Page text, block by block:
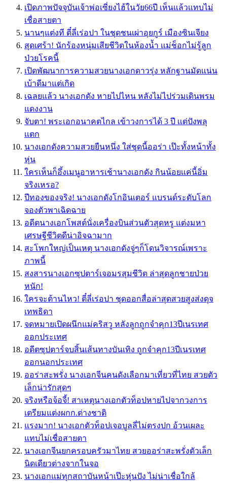
เปิดภาพปัจจุบันเจ้าพ่อเซี่ยงไฮ้ในวัย66ปี เห็นแล้วแทบไม่
เชื่อสายตา
นานๆแต่งที ตี๋ลี่เร่อปา ในชุดชนเผ่าอุยกูร์ เมืองซินเจียง
สุดเศร้า! นักร้องหนุ่มเสียชีวิตในห้องน้ำ แม่ช็อกไม่รู้ลูก
ป่วยโรคนี้
เปิดพัฒนาการความสวยนางเอกดาวรุ่ง หลักฐานมัดแน่น
เบ้าดีมาแต่เกิด
เฉลยแล้ว นางเอกดัง หายไปไหน หลังไม่ไปร่วมเดินพรม
แดงงาน
จับตา! พระเอกอนาคตไกล เข้าวงการได้ 3 ปี เเต่ปังพลุ
เเตก
นางเอกดังความสวยยืนหนึ่ง ใส่ชุดนี้ออร่า เป๊ะทั้งหน้าทั้ง
หุ่น
ใครเห็นก็อึ้งเมนูอาหารเช้านางเอกดัง กินน้อยแค่นี้อิ่ม
จริงเหรอ?
ปีทองของจริง! นางเอกดังโกอินเตอร์ แบรนด์ระดับโลก
จองตัวพาเฉิดฉาย
อดีตนางเอกโพสต์นั่งเครื่องบินส่วนตัวสุดหรู แต่งมหา
เศรษฐีชีวิตดีน่าอิจฉามาก
สะโพกใหญ่เป็นเหตุ นางเอกดังจู่ๆก็โดนวิจารณ์เพราะ
ภาพนี้
สงสารนางเอกซุปตาร์เจอมรสุมชีวิต ล่าสุดลูกชายป่วย
หนัก!
ใครจะต้านไหว! ตี๋ลี่เร่อปา ชุดออกสื่อล่าสุดสวยสูงส่งดุจ
เทพธิดา
จดหมายเปิดผนึกแม่คริสวู หลังลูกถูกจำคุก13ปีเนรเทศ
ออกประเทศ
อดีตซุปตาร์จบสิ้นเส้นทางบันเทิง ถูกจำคุก13ปีเนรเทศ
ออกนอกประเทศ
ออร่าสะพรั่ง นางเอกจีนคนดังเลือกมาเที่ยวที่ไทย สวยตัว
เล็กน่ารักสุดๆ
จริงหรือจ้อจี้! สาเหตุนางเอกตัวท็อปหายไปจากวงการ
เตรียมแต่งผกก.ต่างชาติ
แรงมาก! นางเอกตัวท็อปเจอบูลลี่ไม่ตรงปก อ้วนเผละ
แทบไม่เชื่อสายตา
นางเอกจีนยกครอบครัวมาไทย สวยออร่าสะพรั่งตัวเล็ก
นิดเดียวต่างจากในจอ
นางเอกแม่ทุกสถาบันหน้าเป๊ะหุ่นปัง ไม่น่าเชื่อใกล้